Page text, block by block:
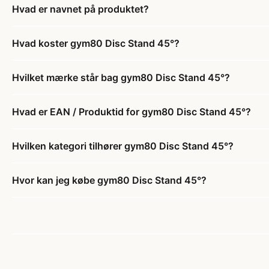
Hvad er navnet på produktet?
Hvad koster gym80 Disc Stand 45°?
Hvilket mærke står bag gym80 Disc Stand 45°?
Hvad er EAN / Produktid for gym80 Disc Stand 45°?
Hvilken kategori tilhører gym80 Disc Stand 45°?
Hvor kan jeg købe gym80 Disc Stand 45°?